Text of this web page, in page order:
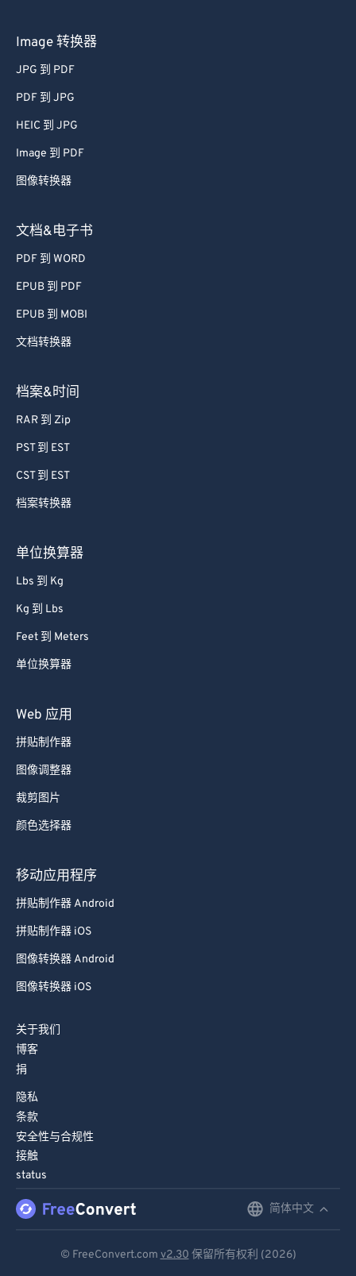
Image 转换器
JPG 到 PDF
PDF 到 JPG
HEIC 到 JPG
Image 到 PDF
图像转换器
文档&电子书
PDF 到 WORD
EPUB 到 PDF
EPUB 到 MOBI
文档转换器
档案&时间
RAR 到 Zip
PST 到 EST
CST 到 EST
档案转换器
单位换算器
Lbs 到 Kg
Kg 到 Lbs
Feet 到 Meters
单位换算器
Web 应用
拼贴制作器
图像调整器
裁剪图片
颜色选择器
移动应用程序
拼贴制作器 Android
拼贴制作器 iOS
图像转换器 Android
图像转换器 iOS
关于我们
博客
捐
隐私
条款
安全性与合规性
接触
status
简体中文
© FreeConvert.com v2.30 保留所有权利 (2026)